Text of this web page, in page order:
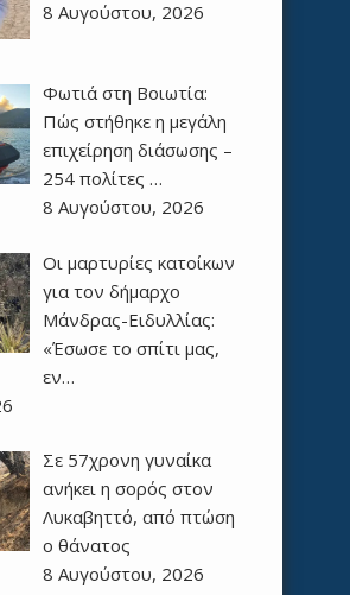
8 Αυγούστου, 2026
Φωτιά στη Βοιωτία:
Πώς στήθηκε η μεγάλη
επιχείρηση διάσωσης –
254 πολίτες …
8 Αυγούστου, 2026
Οι μαρτυρίες κατοίκων
για τον δήμαρχο
Μάνδρας-Ειδυλλίας:
«Έσωσε το σπίτι μας,
εν…
Σε 57χρονη γυναίκα
ανήκει η σορός στον
Λυκαβηττό, από πτώση
ο θάνατος
8 Αυγούστου, 2026